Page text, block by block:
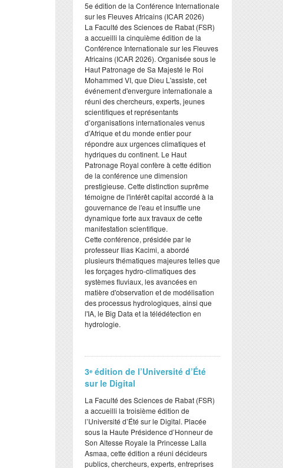
​5e édition de la Conférence Internationale
sur les Fleuves Africains (ICAR 2026)
​La Faculté des Sciences de Rabat (FSR)
a accueilli la cinquième édition de la
Conférence Internationale sur les Fleuves
Africains (ICAR 2026). Organisée sous le
Haut Patronage de Sa Majesté le Roi
Mohammed VI, que Dieu L'assiste, cet
événement d'envergure internationale a
réuni des chercheurs, experts, jeunes
scientifiques et représentants
d’organisations internationales venus
d’Afrique et du monde entier pour
répondre aux urgences climatiques et
hydriques du continent. Le Haut
Patronage Royal confère à cette édition
de la conférence une dimension
prestigieuse. Cette distinction suprême
témoigne de l'intérêt capital accordé à la
gouvernance de l'eau et insuffle une
dynamique forte aux travaux de cette
manifestation scientifique.
​Cette conférence, présidée par le
professeur Ilias Kacimi, a abordé
plusieurs thématiques majeures telles que
les forçages hydro-climatiques des
systèmes fluviaux, les avancées en
matière d'observation et de modélisation
des processus hydrologiques, ainsi que
l'IA, le Big Data et la télédétection en
hydrologie.
3ᵉ édition de l’Université d’Été
sur le Digital
​La Faculté des Sciences de Rabat (FSR)
a accueilli la troisième édition de
l’Université d’Été sur le Digital. Placée
sous la Haute Présidence d’Honneur de
Son Altesse Royale la Princesse Lalla
Asmaa, cette édition a réuni décideurs
publics, chercheurs, experts, entreprises